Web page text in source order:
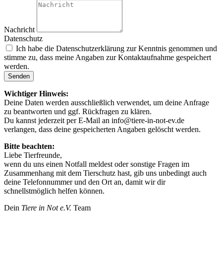
Nachricht
Datenschutz
Ich habe die Datenschutzerklärung zur Kenntnis genommen und
stimme zu, dass meine Angaben zur Kontaktaufnahme gespeichert
werden.
Senden
Wichtiger Hinweis:
Deine Daten werden ausschließlich verwendet, um deine Anfrage
zu beantworten und ggf. Rückfragen zu klären.
Du kannst jederzeit per E-Mail an info@tiere-in-not-ev.de
verlangen, dass deine gespeicherten Angaben gelöscht werden.
Bitte beachten:
Liebe Tierfreunde,
wenn du uns einen Notfall meldest oder sonstige Fragen im
Zusammenhang mit dem Tierschutz hast, gib uns unbedingt auch
deine Telefonnummer und den Ort an, damit wir dir
schnellstmöglich helfen können.
Dein Tiere in Not e.V. Team